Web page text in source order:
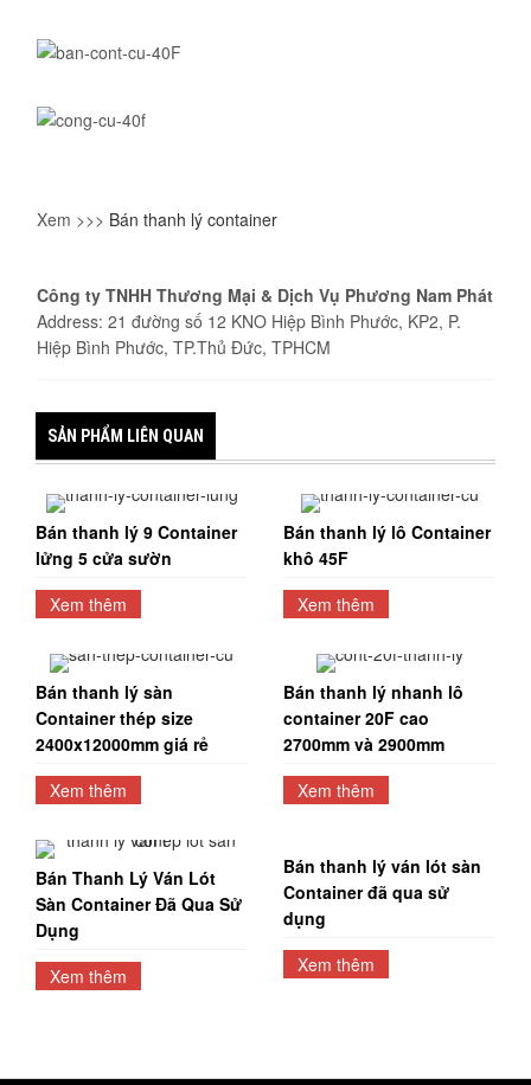
Xem >>> Bán thanh lý container
Công ty TNHH Thương Mại & Dịch Vụ Phương Nam Phát
Address: 21 đường số 12 KNO Hiệp Bình Phước, KP2, P.
Hiệp Bình Phước, TP.Thủ Đức, TPHCM
SẢN PHẨM LIÊN QUAN
Bán thanh lý 9 Container
lửng 5 cửa sườn
Xem thêm
Bán thanh lý lô Container
khô 45F
Xem thêm
Bán thanh lý sàn
Container thép size
2400x12000mm giá rẻ
Xem thêm
Bán thanh lý nhanh lô
container 20F cao
2700mm và 2900mm
Xem thêm
Bán Thanh Lý Ván Lót
Sàn Container Đã Qua Sử
Dụng
Xem thêm
Bán thanh lý ván lót sàn
Container đã qua sử
dụng
Xem thêm